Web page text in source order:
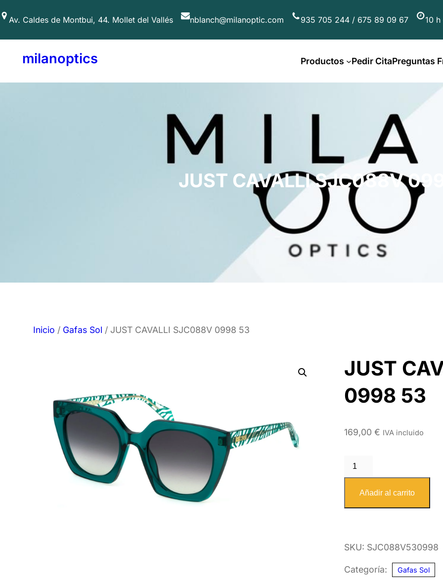
al Av. Caldes de Montbui, 44. Mollet del Vallés nblanch@milanoptic.com 935 705 244 / 675 89 09 67 10
milanoptics Productos Pedir CitaPreguntas
JUST CAVALLI SJC088V
Inicio / Gafas Sol / JUST CAVALLI SJC088V 0998 53
JUST
0998 53
169,00€ IVA incluido
JUST
CAVALLI
SJC088V
0998
Añadir al carrito
SKU: SJC088V530998
Categoría: Gafas Sol